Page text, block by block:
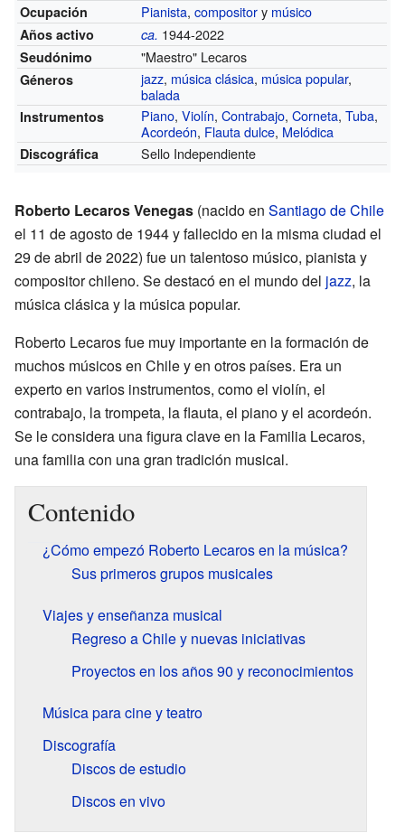
Ocupación
Pianista,compository músico
Años activo ca. 1944-2022
Seudónimo "Maestro" Lecaros
Géneros jazz, música clásica, música popular,
balada
Instrumentos Piano,Violín,Contrabajo,Corneta,Tuba,
Acordeón, Flauta dulce, Melódica
Discográfica Sello Independiente
Roberto Lecaros Venegas (nacido en Santiago de Chile
el 11 de agosto de 1944 y fallecido en la misma ciudad el
29 de abril de 2022) fue un talentoso músico, pianista y
compositor chileno. Se destacó en el mundo del jazz, la
música clásica y la música popular.
Roberto Lecaros fue muy importante en la formación de
muchos músicos en Chile y en otros países. Era un
experto en varios instrumentos, como el violín, el
contrabajo, la trompeta, la flauta, el piano y el acordeón.
Se le considera una figura clave en la Familia Lecaros,
una familia con una gran tradición musical.
Contenido
¿Cómo empezó Roberto Lecaros en la música?
Sus primeros grupos musicales
Viajes y enseñanza musical
Regreso a Chile y nuevas iniciativas
Proyectos en los años 90 y reconocimientos
Música para cine y teatro
Discografía
Discos de estudio
Discos en vivo